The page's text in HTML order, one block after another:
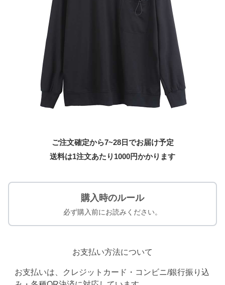
ご注文確定から7~28日でお届け予定
送料は1注文あたり 1000円かかります
購入時のルール
必ず購入前にお読みください。
お支払い方法について
お支払いは、クレジットカード・コンビニ/銀行振り込